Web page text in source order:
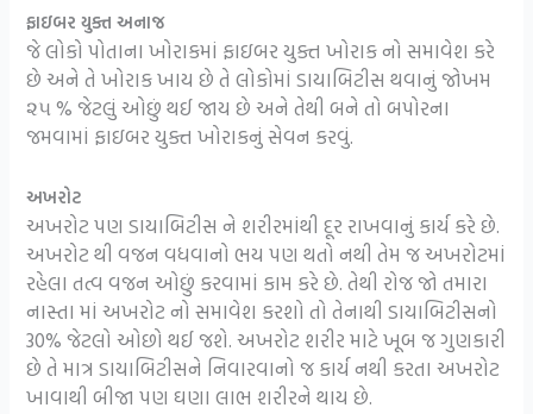
ફાઇબર યુક્ત અનાજ
જે લોકો પોતાના ખોરાકમાં ફાઇબર યુક્ત ખોરાક નો સમાવેશ કરે
છે અને તે ખોરાક ખાય છે તે લોકોમાં ડાયાબિટીસ થવાનું જોખમ
૨૫ % જેટલું ઓછું થઈ જાય છે અને તેથી બને તો બપોરના
જમવામાં ફાઇબર યુક્ત ખોરાકનું સેવન કરવું.
અખરોટ
અખરોટ પણ ડાયાબિટીસ ને શરીરમાંથી દૂર રાખવાનું કાર્ય કરે છે.
અખરોટ થી વજન વધવાનો ભય પણ થતો નથી તેમ જ અખરોટમાં
રહેલા તત્વ વજન ઓછું કરવામાં કામ કરે છે. તેથી રોજ જો તમારા
નાસ્તા માં અખરોટ નો સમાવેશ કરશો તો તેનાથી ડાયાબિટીસનો
30% જેટલો ઓછો થઈ જશે. અખરોટ શરીર માટે ખૂબ જ ગુણકારી
છે તે માત્ર ડાયાબિટીસને નિવારવાનો જ કાર્ય નથી કરતા અખરોટ
ખાવાથી બીજા પણ ઘણા લાભ શરીરને થાય છે.